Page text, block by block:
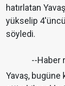
hatırlatan
yükselip
söyledi.
--Haber
Yavaş, bugüne